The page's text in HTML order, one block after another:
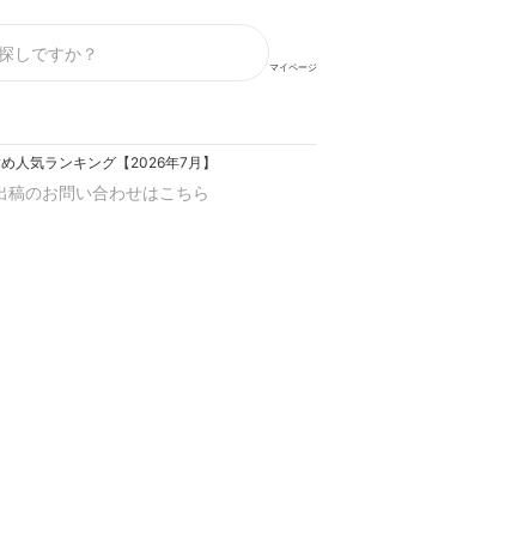
マイページ
人気ランキング【2026年7月】
稿のお問い合わせはこちら